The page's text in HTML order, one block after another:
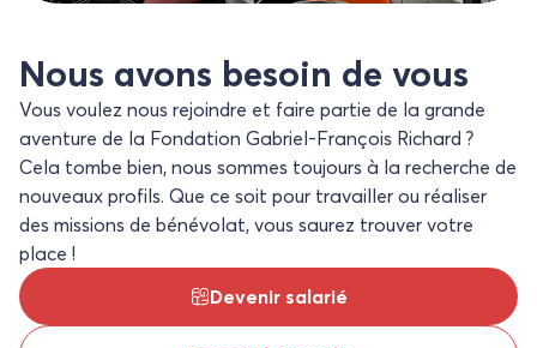
Nous avons besoin de vous
Vous voulez nous rejoindre et faire partie de la grande
aventure de la Fondation Gabriel-François Richard ?
Cela tombe bien, nous sommes toujours à la recherche de
nouveaux profils. Que ce soit pour travailler ou réaliser
des missions de bénévolat, vous saurez trouver votre
place !
Devenir salarié